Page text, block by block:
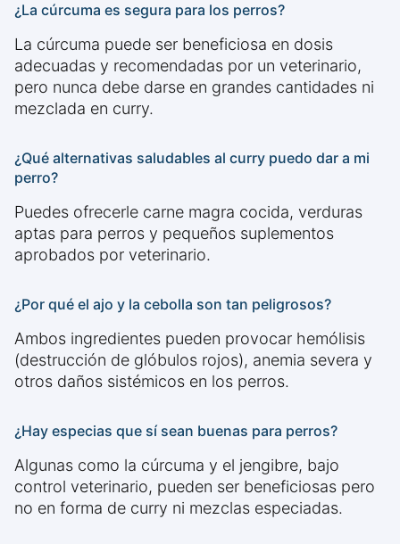
¿La cúrcuma es segura para los perros?
La cúrcuma puede ser beneficiosa en dosis
adecuadas y recomendadas por un veterinario,
pero nunca debe darse en grandes cantidades ni
mezclada en curry.
¿Qué alternativas saludables al curry puedo dar a mi
perro?
Puedes ofrecerle carne magra cocida, verduras
aptas para perros y pequeños suplementos
aprobados por veterinario.
¿Por qué el ajo y la cebolla son tan peligrosos?
Ambos ingredientes pueden provocar hemólisis
(destrucción de glóbulos rojos), anemia severa y
otros daños sistémicos en los perros.
¿Hay especias que sí sean buenas para perros?
Algunas como la cúrcuma y el jengibre, bajo
control veterinario, pueden ser beneficiosas pero
no en forma de curry ni mezclas especiadas.